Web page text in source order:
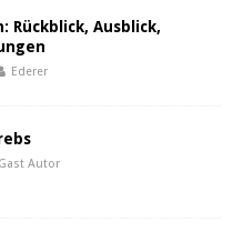
Rückblick, Ausblick,
Ederer
Gast Autor